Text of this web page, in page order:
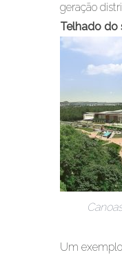
geração
Telhado do
Um